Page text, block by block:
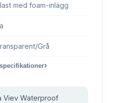
med foam-inlägg
Grå
›
Viev Waterproof